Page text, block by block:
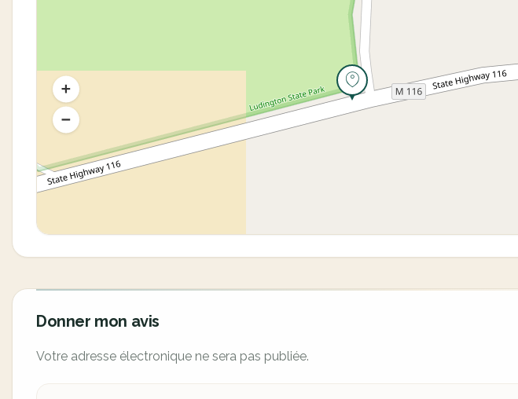
Donner mon avis
Votre adresse électronique ne sera pas publiée.